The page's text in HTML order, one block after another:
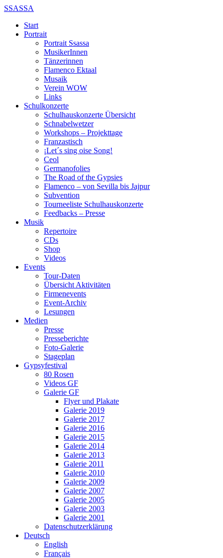
SSASSA
Start
Portrait
Portrait Ssassa
MusikerInnen
Tänzerinnen
Flamenco Ektaal
Musaik
Verein WOW
Links
Schulkonzerte
Schulhauskonzerte Übersicht
Schnabelwetzer
Workshops – Projekttage
Franzastisch
¡Let´s sing oise Song!
Ceol
Germanofolies
The Road of the Gypsies
Flamenco – von Sevilla bis Jajpur
Subvention
Tourneeliste Schulhauskonzerte
Feedbacks – Presse
Musik
Repertoire
CDs
Shop
Videos
Events
Tour-Daten
Übersicht Aktivitäten
Firmenevents
Event-Archiv
Lesungen
Medien
Presse
Presseberichte
Foto-Galerie
Stageplan
Gypsyfestival
80 Rosen
Videos GF
Galerie GF
Flyer und Plakate
Galerie 2019
Galerie 2017
Galerie 2016
Galerie 2015
Galerie 2014
Galerie 2013
Galerie 2011
Galerie 2010
Galerie 2009
Galerie 2007
Galerie 2005
Galerie 2003
Galerie 2001
Datenschutzerklärung
Deutsch
English
Français